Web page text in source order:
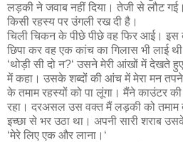
लड़की ने जवाब नहीं दिया। तेजी से लौट
किसी रहस्य पर उंगली रख दी है।
चिली चिकन के पीछे पीछे वह फिर आई। इस
छिपा कर वह एक कांच का गिलास भी लाई
‘थोड़ी सी दो न?‘ उसने मेरी आंखों में देखते
में कहा। उसके शब्दों की आंच में मेरा मन
के तमाम रहस्यों को पा लूंगा। मैंने काउंटर
रहा। दरअसल उस वक्त मैं लड़की को
इच्छा से भर उठा था। अपनी सारी शराब
‘मेरे लिए एक और लाना।‘